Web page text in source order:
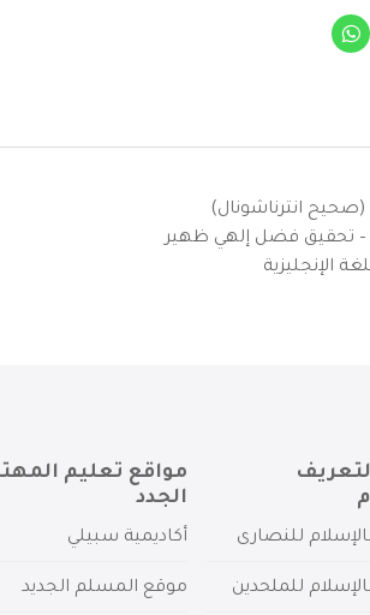
(صحيح انترناشونال)
– تحقيق فضل إلهي ظهير
الإنجليزية
للنصارى
للملحدين
مواقع تعليم
الجدد
أكاديمية سبيلي
موقع المسلم الجديد